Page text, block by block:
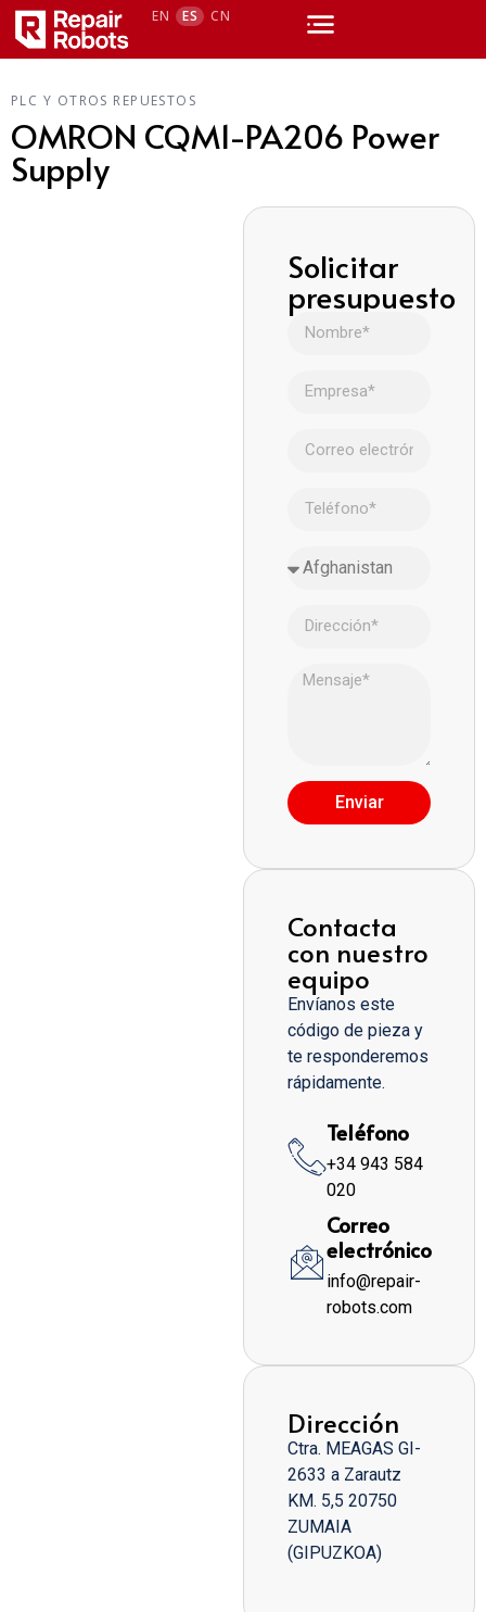
EN ES CN
PLC Y OTROS REPUESTOS
OMRON CQM1-PA206 Power
Supply
Solicitar
presupuesto
Enviar
Contacta
con nuestro
equipo
Envíanos este
código de pieza y
te responderemos
rápidamente.
Teléfono
+34 943 584
020
Correo
electrónico
info@repair-
robots.com
Dirección
Ctra. MEAGAS GI-
2633 a Zarautz
KM. 5,5 20750
ZUMAIA
(GIPUZKOA)